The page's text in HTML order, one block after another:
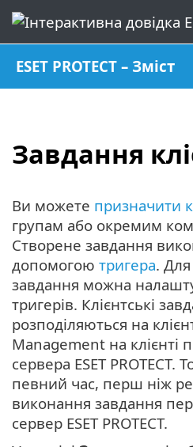
ESET PROTECT – Зміст
Завдання
Ви можете призначити
групам або окремим
Створене завдання
допомогою тригера. Для
завдання можна
тригерів. Клієнтські
розподіляються на
Management на клієнті
сервера ESET
певний час, перш ніж
виконання завдання
сервер ESET PROTECT.